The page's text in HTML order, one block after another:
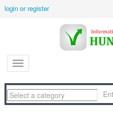
login or register